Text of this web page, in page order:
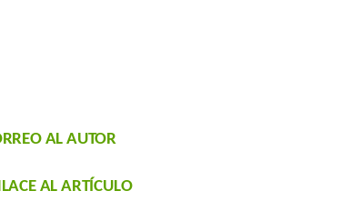
AL AUTOR
AL ARTÍCULO